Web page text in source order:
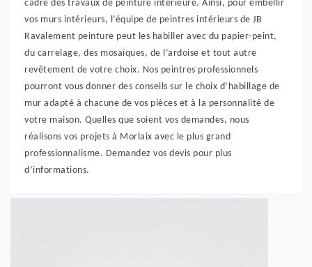
cadre des travaux de peinture intérieure. Ainsi, pour embellir
vos murs intérieurs, l’équipe de peintres intérieurs de JB
Ravalement peinture peut les habiller avec du papier-peint,
du carrelage, des mosaïques, de l’ardoise et tout autre
revêtement de votre choix. Nos peintres professionnels
pourront vous donner des conseils sur le choix d’habillage de
mur adapté à chacune de vos pièces et à la personnalité de
votre maison. Quelles que soient vos demandes, nous
réalisons vos projets à Morlaix avec le plus grand
professionnalisme. Demandez vos devis pour plus
d’informations.